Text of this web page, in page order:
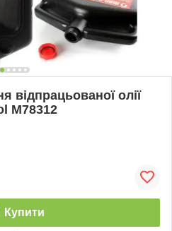
відпрацьованої олії
M78312
Купити